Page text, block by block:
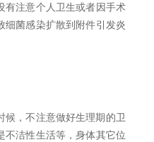
有注意个人卫生或者因手术
细菌感染扩散到附件引发炎
候，不注意做好生理期的卫
不洁性生活等，身体其它位